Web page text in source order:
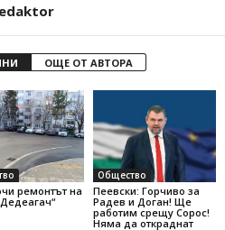
ОЩЕ ОТ АВТОРА
ремонтът на
Общество
Пеевски: Горчиво за
Радев и Доган! Ще
работим срещу Сорос!
Няма да откраднат